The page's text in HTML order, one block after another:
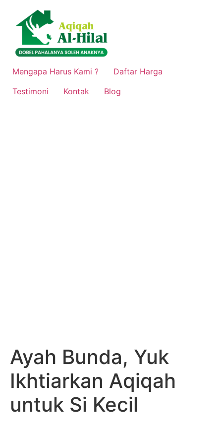
konten
Mengapa Harus Kami ?
Daftar Harga
Testimoni
Kontak Blog
Ayah Bunda, Yuk
Ikhtiarkan Aqiqah
untuk Si Kecil